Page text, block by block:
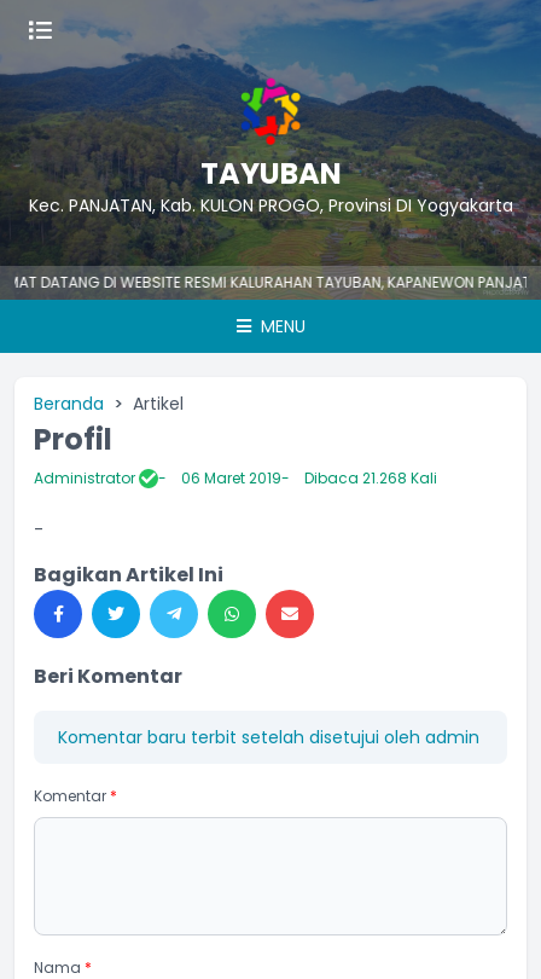
TAYUBAN
Kec. PANJATAN, Kab. KULON PROGO, Provinsi DI Yogyakarta
DATANG DI WEBSITE RESMI KALURAHAN TAYUBAN, KAPANEWON PANJATAN,
MENU
Beranda Artikel
Profil
Administrator 06 Maret 2019 Dibaca 21.268 Kali
-
Bagikan Artikel Ini
Beri Komentar
Komentar baru terbit setelah disetujui oleh admin
Komentar *
Nama *